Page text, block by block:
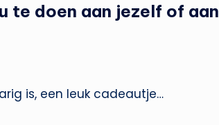
te doen aan jezelf of aan
is, een leuk cadeautje…